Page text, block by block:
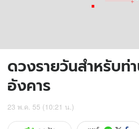
ดวงรายวันสำหรับท่
อังคาร
23 พ.ค. 55 (10:21 น.)